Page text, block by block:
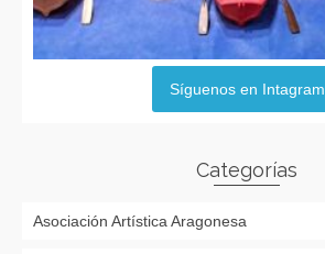
Síguenos en Intagram
Categorías
Asociación Artística Aragonesa